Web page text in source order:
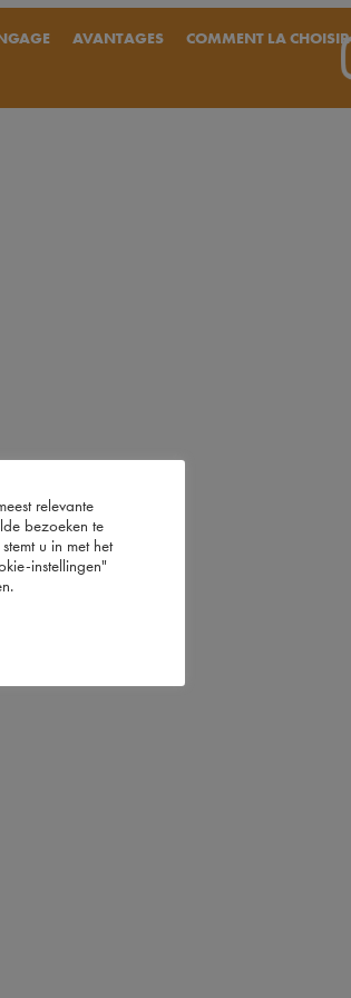
AVANTAGES COMMENT LA CHOISIR
relevante
bezoeken te
u in met het
instellingen"